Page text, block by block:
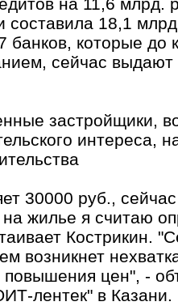
на 11,6 млрд.
составила 18,1
банков, которые до
сейчас выдают
застройщики,
интереса,
30000 руб.,
жилье я считаю
Кострикин.
возникнет
цен", -
лентек" в Казани.